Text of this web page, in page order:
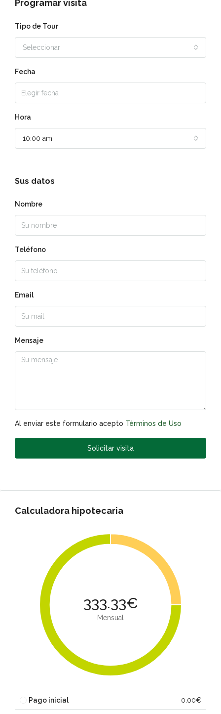
Programar visita
Tipo de Tour
Seleccionar
Fecha
Hora
10:00 am
Sus datos
Nombre
Teléfono
Email
Mensaje
Al enviar este formulario acepto Términos de Uso
Solicitar visita
Calculadora hipotecaria
333.33€
Mensual
Pago inicial 0.00€